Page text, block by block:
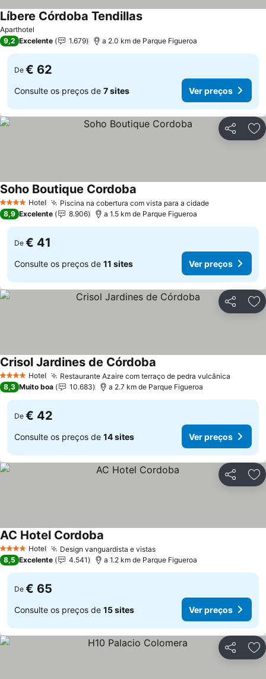
Aparthotel
Líbere Córdoba Tendillas
9,2 Excelente 1.679 a 2.0 km de Parque Figueroa
De € 62
Consulte os preços de 7 sites Ver preços
Partilhar
4 EstrelasHotel Piscina na cobertura com vista para a cidade
Soho Boutique Cordoba
8,9 Excelente 8.906 a 1.5 km de Parque Figueroa
De € 41
Consulte os preços de 11 sites Ver preços
Partilhar
4 EstrelasHotel Restaurante Azaire com terraço de pedra vulcânica
Crisol Jardines de Córdoba
8,3 Muito boa 10.683 a 2.7 km de Parque Figueroa
De € 42
Consulte os preços de 14 sites Ver preços
Partilhar
4 EstrelasHotel Design vanguardista e vistas
AC Hotel Cordoba
8,5 Excelente 4.541 a 1.2 km de Parque Figueroa
De € 65
Consulte os preços de 15 sites Ver preços
Partilhar